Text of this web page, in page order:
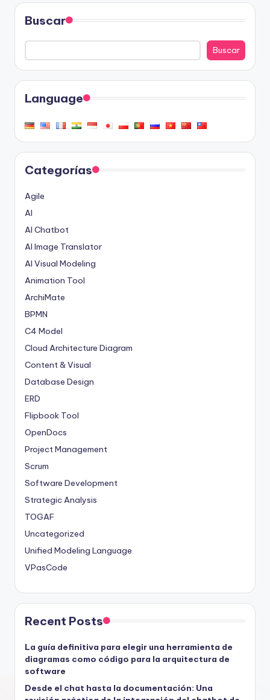
Buscar
Buscar
Language
Categorías
Agile
AI
AI Chatbot
AI Image Translator
AI Visual Modeling
Animation Tool
ArchiMate
BPMN
C4 Model
Cloud Architecture Diagram
Content & Visual
Database Design
ERD
Flipbook Tool
OpenDocs
Project Management
Scrum
Software Development
Strategic Analysis
TOGAF
Uncategorized
Unified Modeling Language
VPasCode
Recent Posts
La guía definitiva para elegir una herramienta de
diagramas como código para la arquitectura de
software
Desde el chat hasta la documentación: Una